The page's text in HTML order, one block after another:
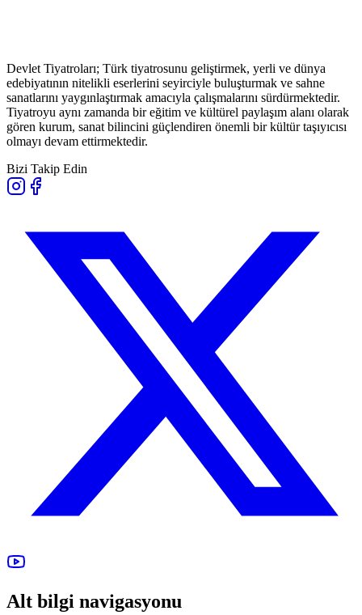
Devlet Tiyatroları; Türk tiyatrosunu geliştirmek, yerli ve dünya
edebiyatının nitelikli eserlerini seyirciyle buluşturmak ve sahne
sanatlarını yaygınlaştırmak amacıyla çalışmalarını sürdürmektedir.
Tiyatroyu aynı zamanda bir eğitim ve kültürel paylaşım alanı olarak
gören kurum, sanat bilincini güçlendiren önemli bir kültür taşıyıcısı
olmayı devam ettirmektedir.
Bizi Takip Edin
Alt bilgi navigasyonu